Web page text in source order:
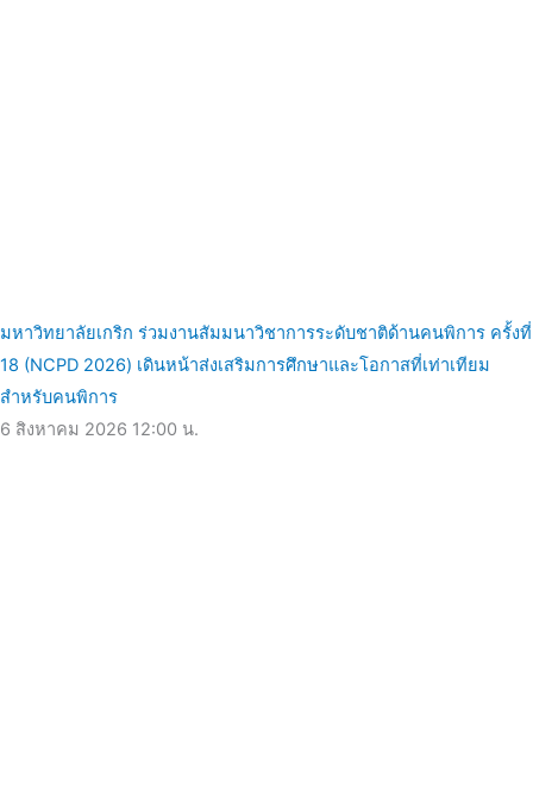
มหาวิทยาลัยเกริก ร่วมงานสัมมนาวิชาการระดับชาติด้านคนพิการ ครั้งที่
18 (NCPD 2026) เดินหน้าส่งเสริมการศึกษาและโอกาสที่เท่าเทียม
สำหรับคนพิการ
6 สิงหาคม 2026 12:00 น.